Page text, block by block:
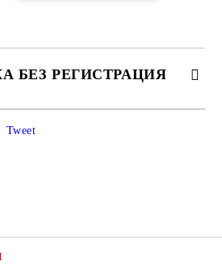
БЕЗ РЕГИСТРАЦИЯ
Tweet